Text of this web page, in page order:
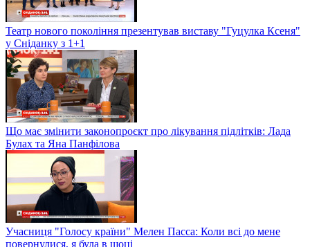
Театр нового покоління презентував виставу "Гуцулка Ксеня"
у Сніданку з 1+1
Що має змінити законопроєкт про лікування підлітків: Лада
Булах та Яна Панфілова
Учасниця "Голосу країни" Мелен Пасса: Коли всі до мене
повернулися, я була в шоці